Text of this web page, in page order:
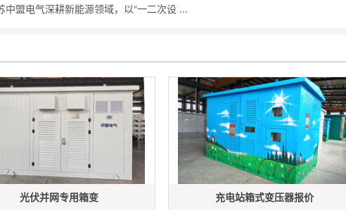
盟电气深耕新能源领域，以“一二次设 ...
光伏并网专用箱变 充电站箱式变压器报价